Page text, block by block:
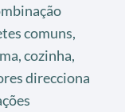
comuns,
cozinha,
direcciona